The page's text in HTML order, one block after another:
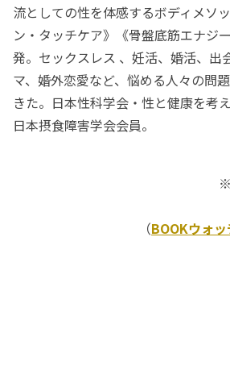
流としての性を体感するボディメソ
ン・タッチケア》《骨盤底筋エナジ
発。セックスレス 、妊活、婚活、出
マ、婚外恋愛など、悩める人々の問
きた。日本性科学会・性と健康を考
日本摂食障害学会会員。
（BOOKウォ